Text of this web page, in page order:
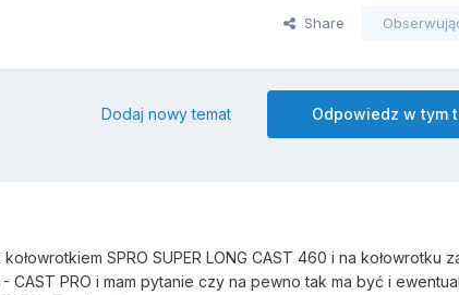
Share
Odpowiedz w tym
Dodaj nowy temat
SPRO SUPER LONG CAST 460 i na kołowrotku
- CAST PRO i mam pytanie czy na pewno tak ma być i